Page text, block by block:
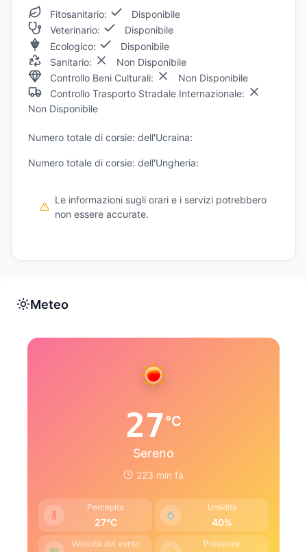
Fitosanitario:
Disponibile
Veterinario:
Disponibile
Ecologico:
Disponibile
Sanitario:
Non Disponibile
Controllo Beni Culturali:
Non Disponibile
Controllo Trasporto Stradale Internazionale:
Non Disponibile
Numero totale di corsie: dell'Ucraina:
Numero totale di corsie: dell'Ungheria:
Le informazioni sugli orari e i servizi potrebbero
non essere accurate.
Meteo
27°C
Sereno
223 min fa
Percepita
27°C
Umidità
40%
Velocità del vento Pressione